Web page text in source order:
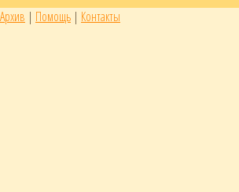
Архив | Помощь | Контакты